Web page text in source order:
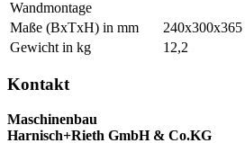
Wandmontage
Maße (BxTxH) in mm
240x300x365
Gewicht in kg
12,2
Kontakt
Maschinenbau
Harnisch+Rieth GmbH & Co.KG